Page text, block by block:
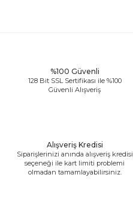
%100 Güvenli
128 Bit SSL Sertifikası ile %100
Güvenli Alışveriş
Alışveriş Kredisi
Siparişlerinizi anında alışveriş kredisi
seçeneği ile kart limiti problemi
olmadan tamamlayabilirsiniz.